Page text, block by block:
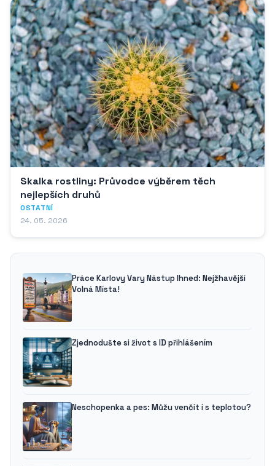
Skalka rostliny: Průvodce výběrem těch
nejlepších druhů
OSTATNÍ
24. 05. 2026
Práce Karlovy Vary Nástup Ihned: Nejžhavější
Volná Místa!
Zjednodušte si život s ID přihlášením
Neschopenka a pes: Můžu venčit i s teplotou?